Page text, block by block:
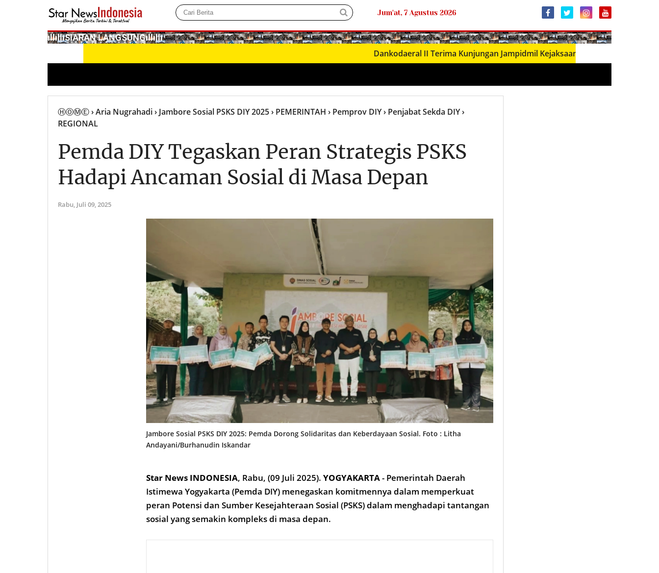
Jum'at, 7 Agustus 2026
­ıllıllıS͙I͙A͙R͙A͙N͙ L͙A͙N͙G͙S͙U͙N͙G͙ıllıllı ● LIVΞ Tᐯ
Dankodaeral II Terima Kunjungan Jampidmil Kejaksaan Agung RI, Perkuat Sinergi
ⒽⓄⓂⒺ› Aria Nugrahadi› Jambore Sosial PSKS DIY 2025› PEMERINTAH › Pemprov DIY› Penjabat Sekda DIY›
REGIONAL
Pemda DIY Tegaskan Peran Strategis PSKS
Hadapi Ancaman Sosial di Masa Depan
Rabu, Juli 09, 2025
Jambore Sosial PSKS DIY 2025: Pemda Dorong Solidaritas dan Keberdayaan Sosial. Foto : Litha
Andayani/Burhanudin Iskandar
Star News INDONESIA, Rabu, (09 Juli 2025). YOGYAKARTA- Pemerintah Daerah
Istimewa Yogyakarta (Pemda DIY) menegaskan komitmennya dalam memperkuat
peran Potensi dan Sumber Kesejahteraan Sosial (PSKS) dalam menghadapi tantangan
sosial yang semakin kompleks di masa depan.